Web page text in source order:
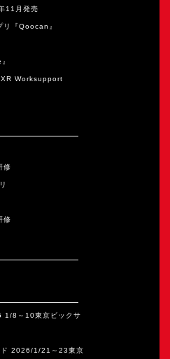
11月発売
リ『Qoocan』
XR Worksupport
修
修
8～10東京ビックサ
ド 2026/1/21～23東京